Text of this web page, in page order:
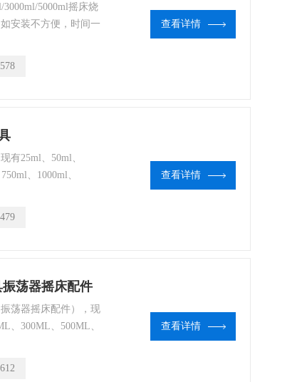
5000ml摇床烧
安装不方便，时间一
的要求，我们综合了
查看详情
有25ml、50ml、
、1000ml、
查看详情
荡器摇床配件
荡器摇床配件），现
、300ML、500ML、
查看详情